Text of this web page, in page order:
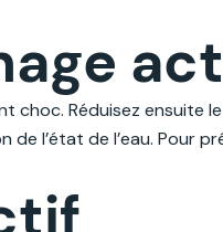
Réduisez ensuite
l’état de l’eau. Pour